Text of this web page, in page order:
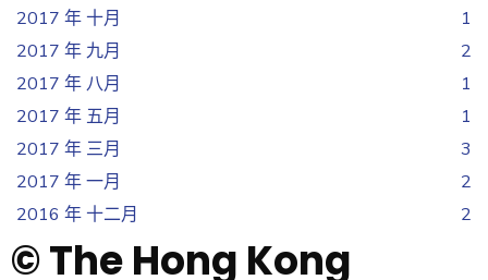
2017 年 十月
1
2017 年 九月
2
2017 年 八月
1
2017 年 五月
1
2017 年 三月
3
2017 年 一月
2
2016 年 十二月
2
© The Hong Kong